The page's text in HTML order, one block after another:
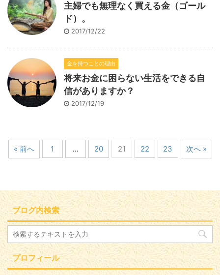
主婦でも無理なく買える金（ゴール
ド）。
2017/12/22
金を持つことの理由
将来お金に困らない生活をできる自
信がありますか？
2017/12/19
« 前へ 1 … 20 21 22 23 次へ »
ブログ内検索
プロフィール